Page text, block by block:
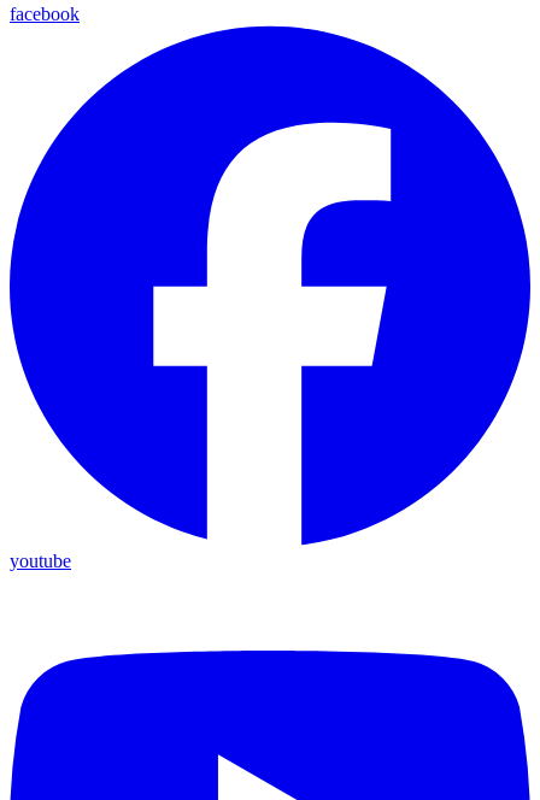
facebook
youtube